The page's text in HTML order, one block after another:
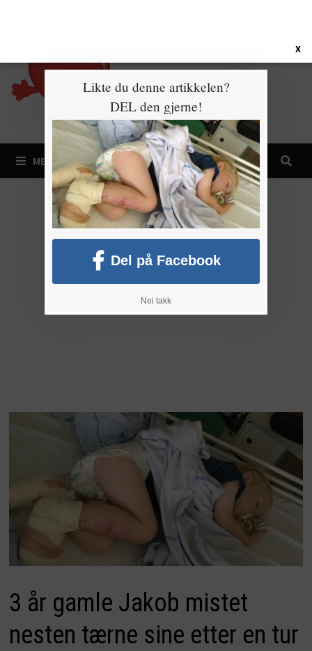
MENY
3 år gamle Jakob mistet
nesten tærne sine etter en tur
X
Likte du denne artikkelen?
DEL den gjerne!
Del på Facebook
Nei takk